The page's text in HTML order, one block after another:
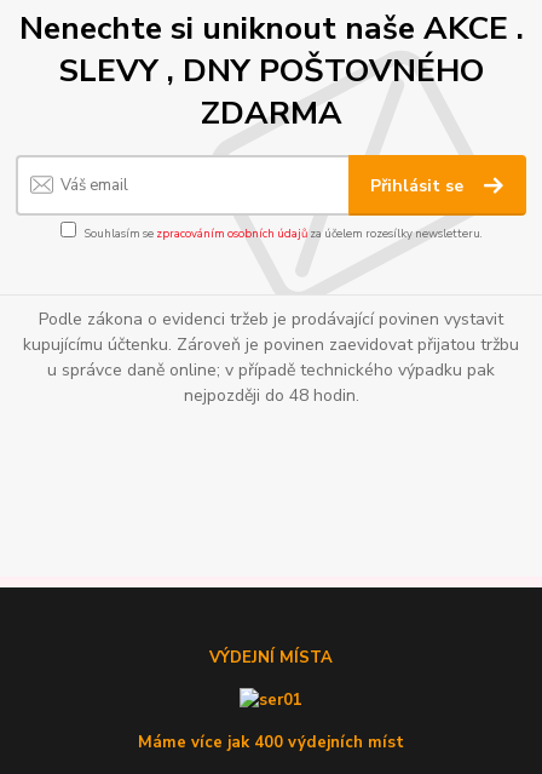
Nenechte si uniknout naše AKCE .
SLEVY , DNY POŠTOVNÉHO
ZDARMA
Přihlásit se
Souhlasím se zpracováním osobních údajůza účelem rozesílky newsletteru.
Podle zákona o evidenci tržeb je prodávající povinen vystavit
kupujícímu účtenku. Zároveň je povinen zaevidovat přijatou tržbu
u správce daně online; v případě technického výpadku pak
nejpozději do 48 hodin.
VÝDEJNÍ MÍSTA
Máme více jak 400 výdejních míst